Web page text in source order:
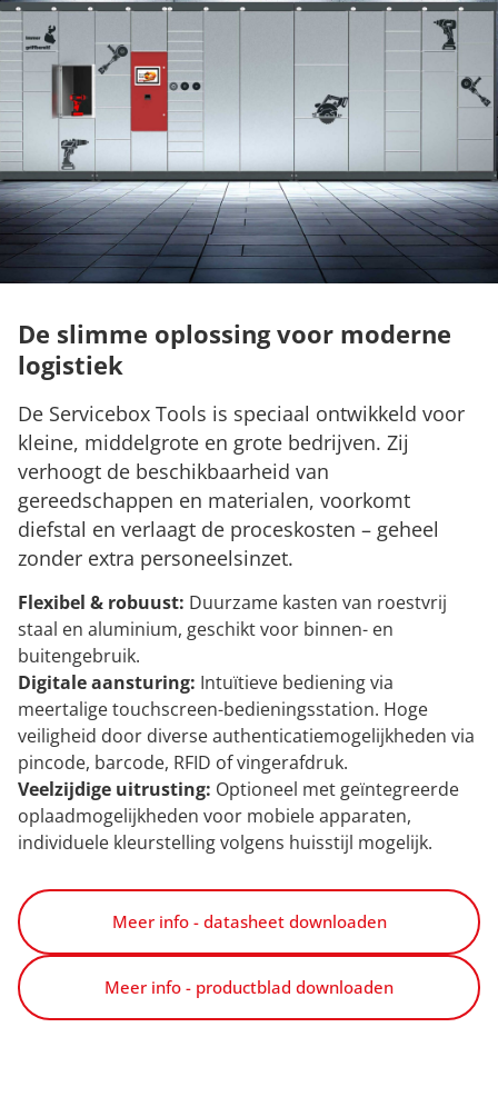
De slimme oplossing voor moderne
logistiek
De Servicebox Tools is speciaal ontwikkeld voor
kleine, middelgrote en grote bedrijven. Zij
verhoogt de beschikbaarheid van
gereedschappen en materialen, voorkomt
diefstal en verlaagt de proceskosten – geheel
zonder extra personeelsinzet.
Flexibel & robuust: Duurzame kasten van roestvrij
staal en aluminium, geschikt voor binnen- en
buitengebruik.
Digitale aansturing: Intuïtieve bediening via
meertalige touchscreen-bedieningsstation. Hoge
veiligheid door diverse authenticatiemogelijkheden via
pincode, barcode, RFID of vingerafdruk.
Veelzijdige uitrusting: Optioneel met geïntegreerde
oplaadmogelijkheden voor mobiele apparaten,
individuele kleurstelling volgens huisstijl mogelijk.
Meer info - datasheet downloaden
Meer info - productblad downloaden